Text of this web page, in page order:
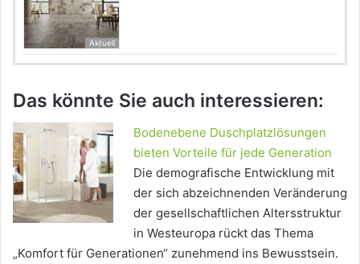
Aktuell
Das könnte Sie auch interessieren:
Bodenebene Duschplatzlösungen
bieten Vorteile für jede Generation
Die demografische Entwicklung mit
der sich abzeichnenden Veränderung
der gesellschaftlichen Altersstruktur
in Westeuropa rückt das Thema
„Komfort für Generationen“ zunehmend ins Bewusstsein.